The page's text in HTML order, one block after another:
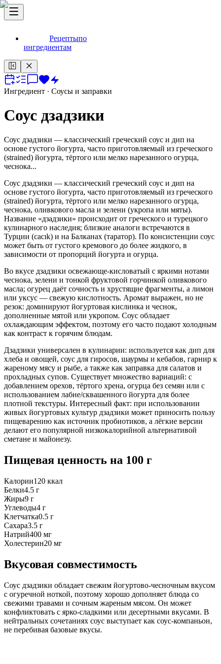
Рецептыпо
ингредиентам
Ингредиент · Соусы и заправки
Соус дзадзики
Соус дзадзики — классический греческий соус и дип на
основе густого йогурта, часто приготовляемый из греческого
(strained) йогурта, тёртого или мелко нарезанного огурца,
чеснока...
Соус дзадзики — классический греческий соус и дип на
основе густого йогурта, часто приготовляемый из греческого
(strained) йогурта, тёртого или мелко нарезанного огурца,
чеснока, оливкового масла и зелени (укропа или мяты).
Название «дзадзики» происходит от греческого и турецкого
кулинарного наследия; близкие аналоги встречаются в
Турции (cacık) и на Балканах (таратор). По консистенции соус
может быть от густого кремового до более жидкого, в
зависимости от пропорций йогурта и огурца.
Во вкусе дзадзики освежающе-кисловатый с яркими нотами
чеснока, зелени и тонкой фруктовой горчинкой оливкового
масла; огурец даёт сочность и хрустящие фрагменты, а лимон
или уксус — свежую кислотность. Аромат выражен, но не
резок: доминируют йогуртовая кислинка и чеснок,
дополненные мятой или укропом. Соус обладает
охлаждающим эффектом, поэтому его часто подают холодным
как контраст к горячим блюдам.
Дзадзики универсален в кулинарии: используется как дип для
хлеба и овощей, соус для гиросов, шаурмы и кебабов, гарнир к
жареному мясу и рыбе, а также как заправка для салатов и
прохладных супов. Существует множество вариаций: с
добавлением орехов, тёртого хрена, огурца без семян или с
использованием лабне/сквашенного йогурта для более
плотной текстуры. Интересный факт: при использовании
живых йогуртовых культур дзадзики может приносить пользу
пищеварению как источник пробиотиков, а лёгкие версии
делают его популярной низкокалорийной альтернативой
сметане и майонезу.
Пищевая ценность на 100 г
Калории120 ккал
Белки4.5 г
Жиры9 г
Углеводы4 г
Клетчатка0.5 г
Сахара3.5 г
Натрий400 мг
Холестерин20 мг
Вкусовая совместимость
Соус дзадзики обладает свежим йогуртово-чесночным вкусом
с огуречной ноткой, поэтому хорошо дополняет блюда со
свежими травами и сочным жареным мясом. Он может
конфликтовать с ярко-сладкими или десертными вкусами. В
нейтральных сочетаниях соус выступает как соус-компаньон,
не перебивая базовые вкусы.